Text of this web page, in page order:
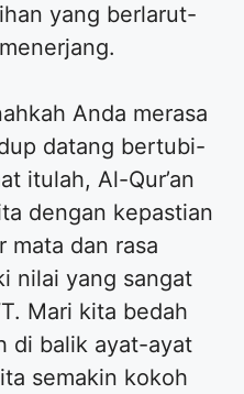
yang berlarut-
Anda merasa
datang bertubi-
itulah, Al-Qur’an
dengan kepastian
mata dan rasa
nilai yang sangat
Mari kita bedah
di balik ayat-ayat
semakin kokoh